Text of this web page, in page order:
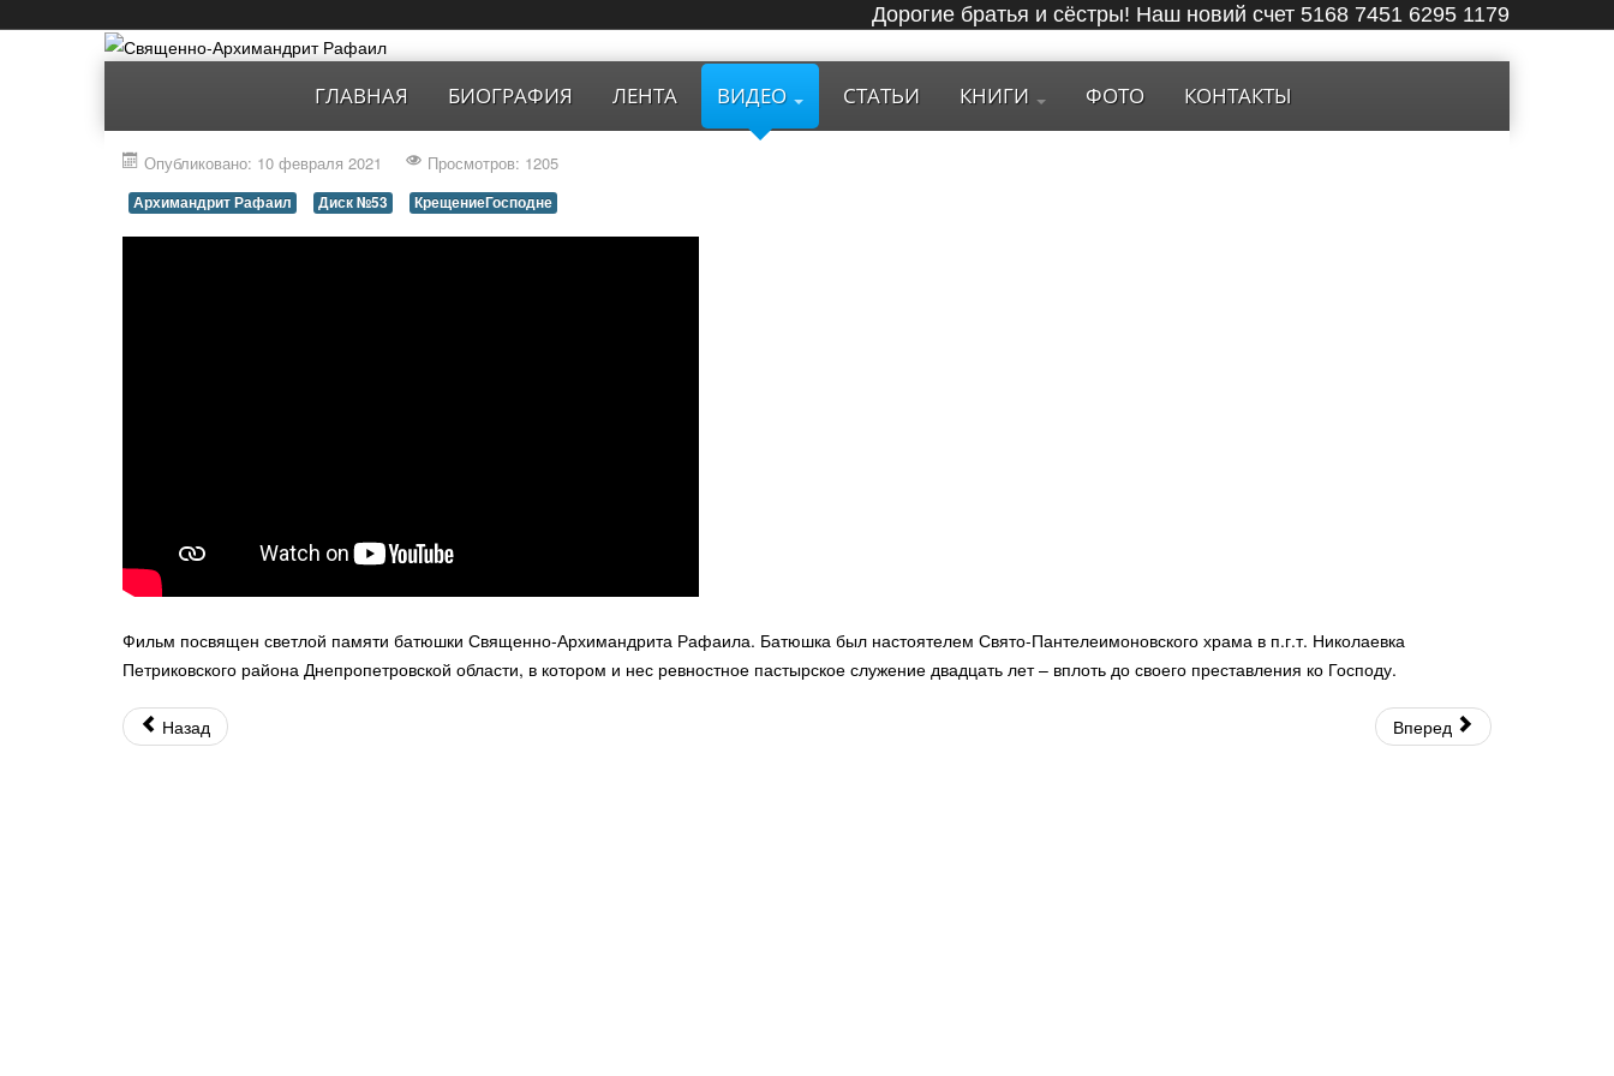
Дорогие братья и сёстры! Наш новий счет 5168 7451 6295 1179
ГЛАВНАЯ БИОГРАФИЯ ЛЕНТА ВИДЕО СТАТЬИ КНИГИ ФОТО КОНТАКТЫ
Опубликовано: 10 февраля 2021 Просмотров: 1205
Архимандрит Рафаил Диск №53 КрещениеГосподне
Фильм посвящен светлой памяти батюшки Священно-Архимандрита Рафаила. Батюшка был настоятелем Свято-Пантелеимоновского храма в п.г.т. Николаевка
Петриковского района Днепропетровской области, в котором и нес ревностное пастырское служение двадцать лет – вплоть до своего преставления ко Господу.
Назад Вперед